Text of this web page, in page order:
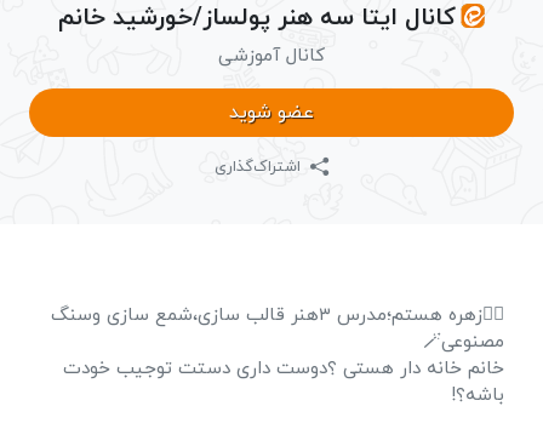
کانال ایتا سه هنر پولساز/خورشید خانم
کانال آموزشی
عضو شوید
اشتراک‌گذاری
🙋‍♀زهره هستم؛مدرس ۳هنر قالب سازی،شمع سازی وسنگ
مصنوعی🪄
خانم خانه دار هستی ؟دوست داری دستت توجیب خودت
باشه؟!